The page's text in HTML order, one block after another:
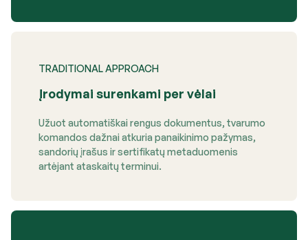
TRADITIONAL APPROACH
Įrodymai surenkami per vėlai
Užuot automatiškai rengus dokumentus, tvarumo
komandos dažnai atkuria panaikinimo pažymas,
sandorių įrašus ir sertifikatų metaduomenis
artėjant ataskaitų terminui.